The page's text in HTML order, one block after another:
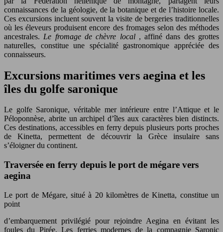
connaissances de la géologie, de la botanique et de l’histoire locale.
Ces excursions incluent souvent la visite de bergeries traditionnelles
où les éleveurs produisent encore des fromages selon des méthodes
ancestrales. Le fromage de chèvre local , affiné dans des grottes
naturelles, constitue une spécialité gastronomique appréciée des
connaisseurs.
Excursions maritimes vers aegina et les
îles du golfe saronique
Le golfe Saronique, véritable mer intérieure entre l’Attique et le
Péloponnèse, abrite un archipel d’îles aux caractères bien distincts.
Ces destinations, accessibles en ferry depuis plusieurs ports proches
de Kinetta, permettent de découvrir la Grèce insulaire sans
s’éloigner du continent.
Traversée en ferry depuis le port de mégare vers
aegina
Le port de Mégare, situé à 20 kilomètres de Kinetta, constitue un
point
d’embarquement privilégié pour rejoindre Aegina en évitant les
foules du Pirée. Les ferries modernes de la compagnie Saronic